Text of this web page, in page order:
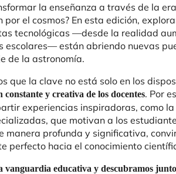
la enseñanza a través de la
por el cosmos? En esta edición,
tecnológicas —desde la realidad
escolares— están abriendo nuevas
de la astronomía.
que la clave no está solo en los
constante y creativa de los docentes. Por
experiencias inspiradoras, como
que motivan a los
manera profunda y significativa,
perfecto hacia el conocimiento
vanguardia educativa y descubramos